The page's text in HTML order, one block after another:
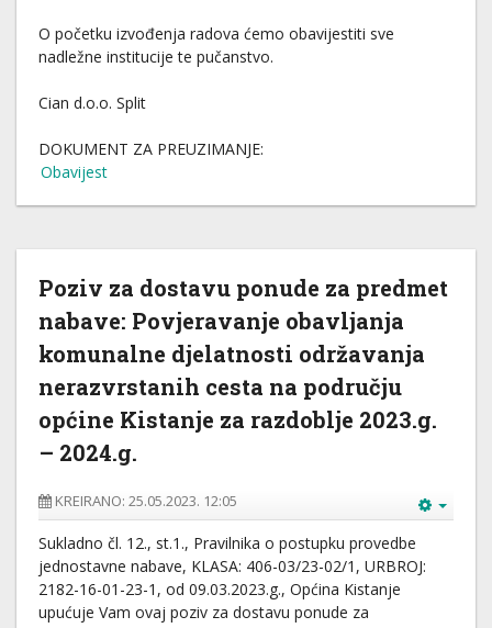
O početku izvođenja radova ćemo obavijestiti sve
nadležne institucije te pučanstvo.
Cian d.o.o. Split
DOKUMENT ZA PREUZIMANJE:
Obavijest
Poziv za dostavu ponude za predmet
nabave: Povjeravanje obavljanja
komunalne djelatnosti održavanja
nerazvrstanih cesta na području
općine Kistanje za razdoblje 2023.g.
– 2024.g.
KREIRANO: 25.05.2023. 12:05
Sukladno čl. 12., st.1., Pravilnika o postupku provedbe
jednostavne nabave, KLASA: 406-03/23-02/1, URBROJ:
2182-16-01-23-1, od 09.03.2023.g., Općina Kistanje
upućuje Vam ovaj poziv za dostavu ponude za